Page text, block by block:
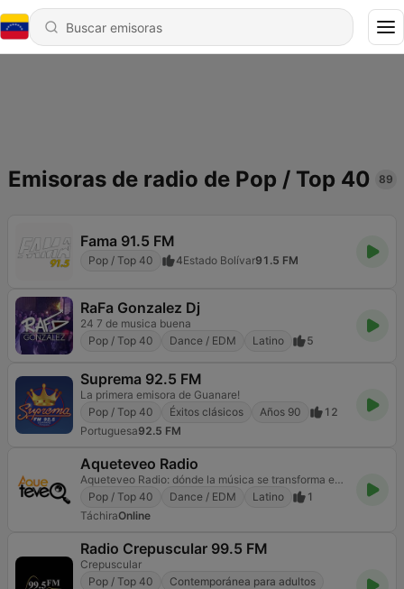
Emisoras de radio de Pop / Top 40 89
Fama 91.5 FM
Pop / Top 40 4Estado Bolívar91.5 FM
RaFa Gonzalez Dj
24 7 de musica buena
Pop / Top 40
Dance / EDM Latino 5
Suprema 92.5 FM
La primera emisora de Guanare!
Pop / Top 40
Éxitos clásicos Años 90
12
Portuguesa92.5 FM
Aqueteveo Radio
Aqueteveo Radio: dónde la música se transforma en una grata experiencia.
Pop / Top 40
Dance / EDM Latino
1
TáchiraOnline
Radio Crepuscular 99.5 FM
Crepuscular
Pop / Top 40
Contemporánea para adultos